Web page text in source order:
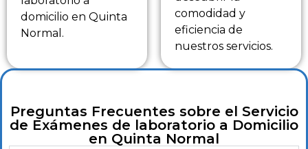
domicilio en Quinta
Normal.
comodidad y
eficiencia de
nuestros servicios.
Preguntas Frecuentes sobre el Servicio
de Exámenes de laboratorio a Domicilio
en Quinta Normal